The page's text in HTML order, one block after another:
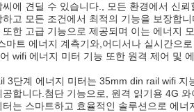
에 견딜 수 있습니다., 모든 환경에서 신
고 모든 조건에서 최적의 기능을 보장합니
한 고급 기능으로 제공되며 이는 에너지
마트 에너지 계측기와,어디서나 실시간으
wifi 에너지 미터 기능 또한 원격 제어 및
3단계 에너지 미터는 35mm din rail wifi
합니다.첨단 기능으로, 원격 읽기용 4G
는 스마트하고 효율적인 솔루션으로 에